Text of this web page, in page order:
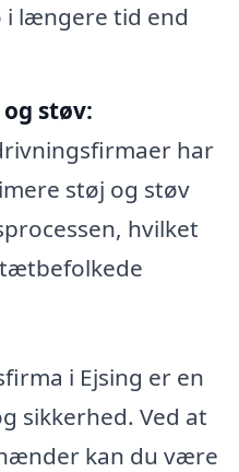
i længere tid end
støv:
har
støj og støv
hvilket
i Ejsing er en
sikkerhed. Ved at
kan du være